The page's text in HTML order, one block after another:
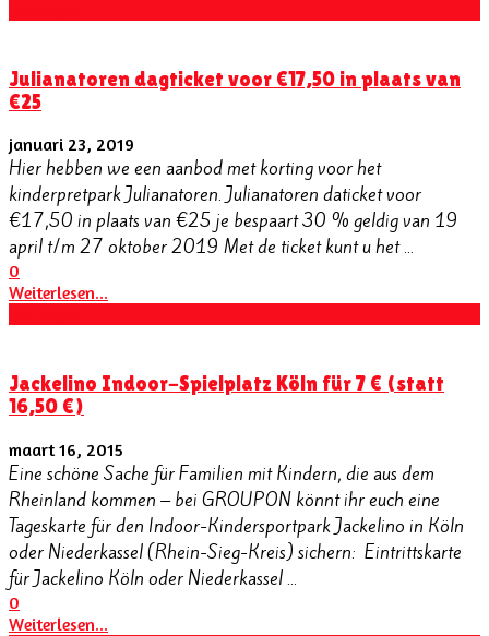
Julianatoren dagticket voor €17,50 in plaats van
€25
januari 23, 2019
Hier hebben we een aanbod met korting voor het
kinderpretpark Julianatoren. Julianatoren daticket voor
€17,50 in plaats van €25 je bespaart 30 % geldig van 19
april t/m 27 oktober 2019 Met de ticket kunt u het ...
0
Weiterlesen...
Jackelino Indoor-Spielplatz Köln für 7 € (statt
16,50 €)
maart 16, 2015
Eine schöne Sache für Familien mit Kindern, die aus dem
Rheinland kommen – bei GROUPON könnt ihr euch eine
Tageskarte für den Indoor-Kindersportpark Jackelino in Köln
oder Niederkassel (Rhein-Sieg-Kreis) sichern: Eintrittskarte
für Jackelino Köln oder Niederkassel ...
0
Weiterlesen...